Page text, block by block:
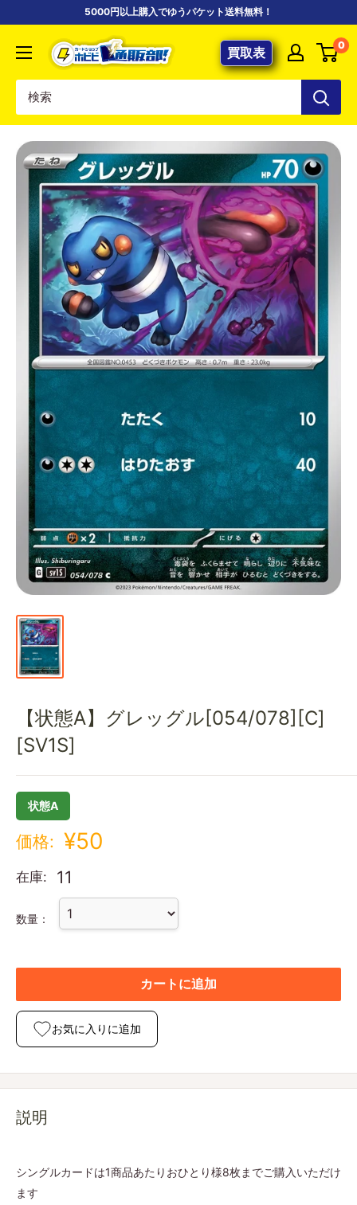
5000円以上購入でゆうパケット送料無料！
【ポ
ケ
専
門
カ
ー
ド
シ
ョ
ッ
プ
ホ
ビ
ビ
通
部
買取表 0
【状態A】グレッグル[054/078][C]
[SV1S]
状態A
価格: ¥50
在庫: 11
数量：
カートに追加
お気に入りに追加
説明
シングルカードは1商品あたりおひとり様8枚までご購入いただけ
ます